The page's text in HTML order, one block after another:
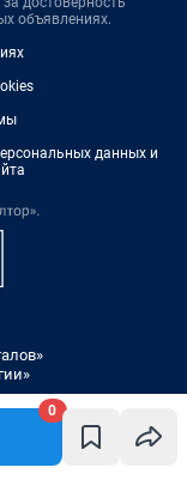
0
объявлениях.
данных и